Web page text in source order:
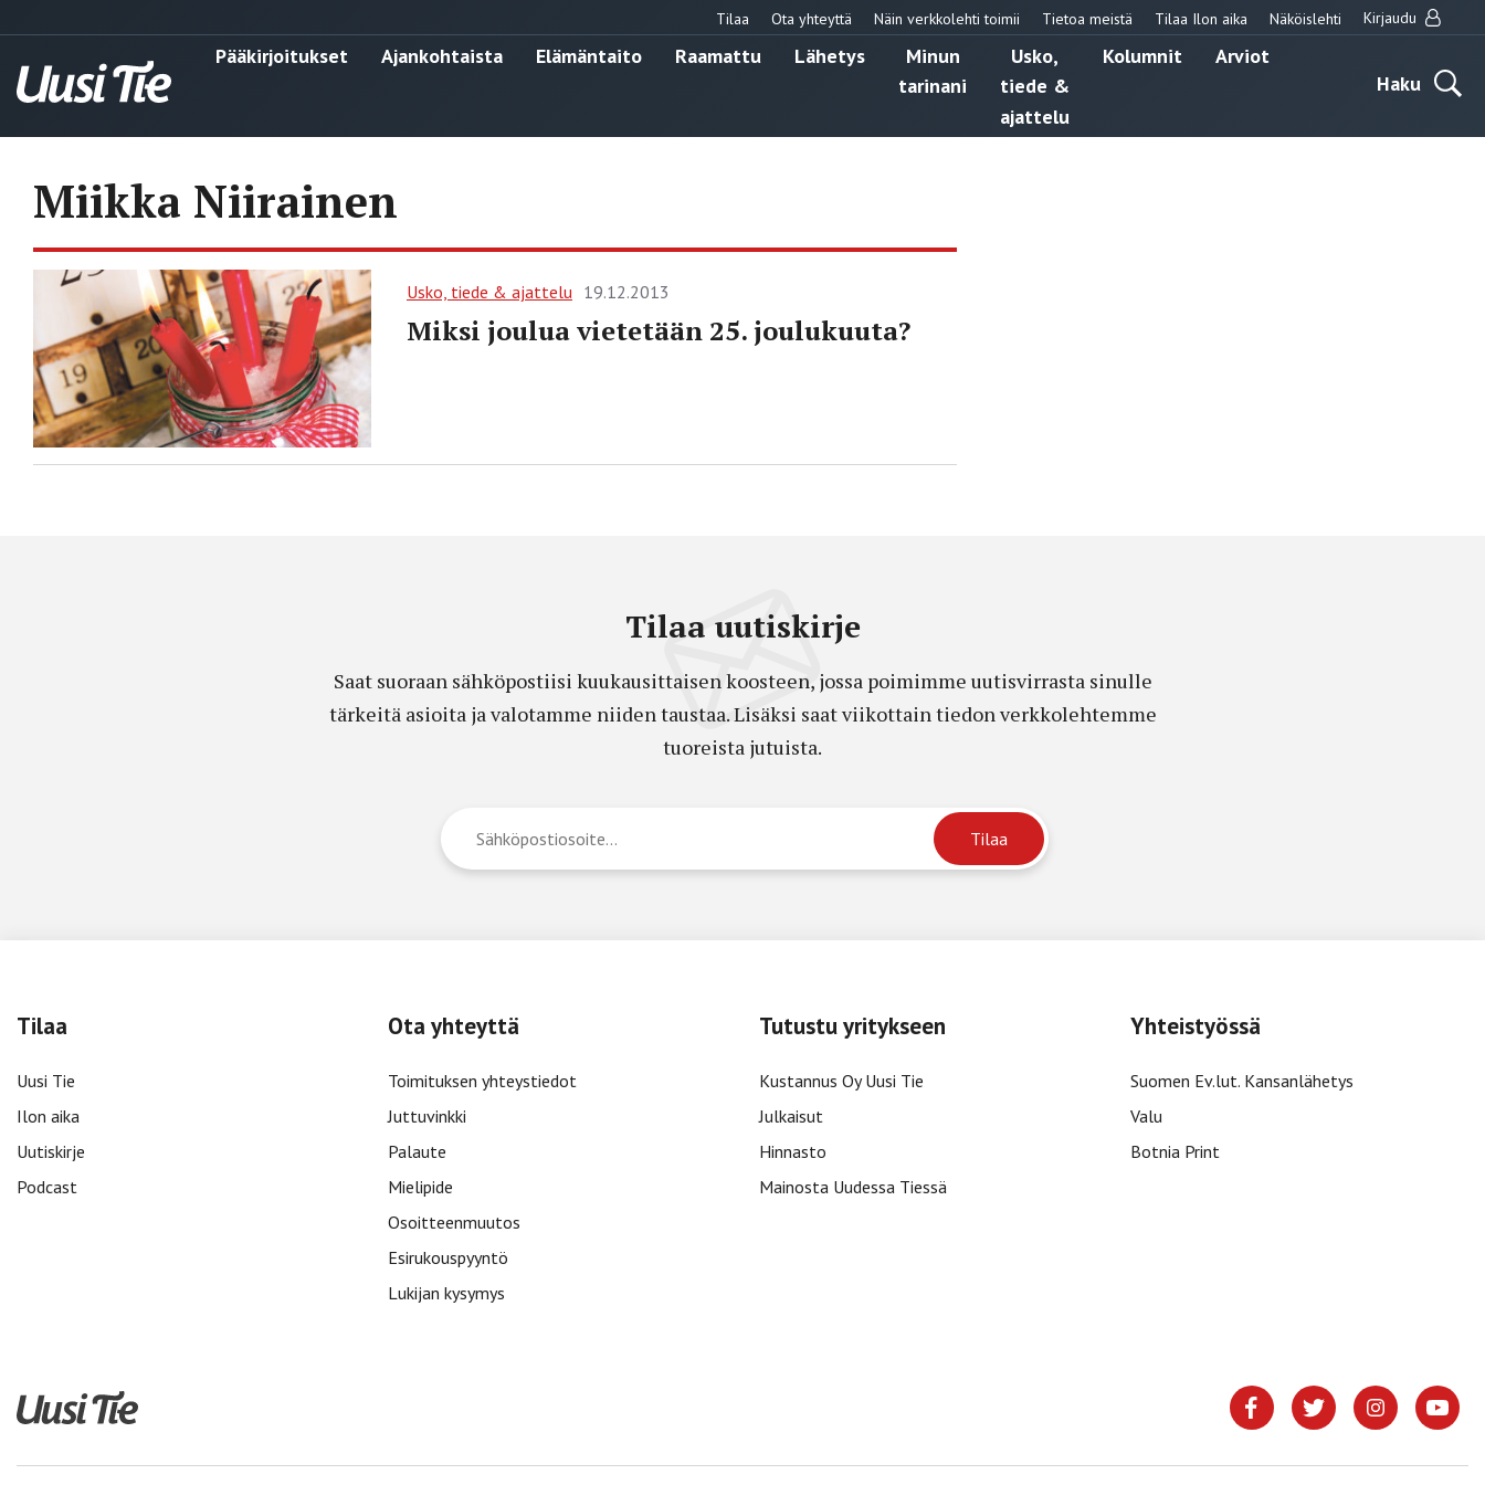
Tilaa Ota yhteyttä Näin verkkolehti toimii Tietoa meistä Tilaa Ilon aika Näköislehti Kirjaudu
Pääkirjoitukset Ajankohtaista Elämäntaito Raamattu Lähetys
Minun
tarinani
Usko,
tiede &
ajattelu
Kolumnit
Arviot
Haku
Miikka Niirainen
Usko, tiede & ajattelu 19.12.2013
Miksi joulua vietetään 25. joulukuuta?
Tilaa uutiskirje
Saat suoraan sähköpostiisi kuukausittaisen koosteen, jossa poimimme uutisvirrasta sinulle
tärkeitä asioita ja valotamme niiden taustaa. Lisäksi saat viikottain tiedon verkkolehtemme
tuoreista jutuista.
Tilaa
Uusi Tie
Ilon aika
Uutiskirje
Podcast
Ota yhteyttä
Toimituksen yhteystiedot
Juttuvinkki
Palaute
Mielipide
Osoitteenmuutos
Esirukouspyyntö
Lukijan kysymys
Tutustu yritykseen
Kustannus Oy Uusi Tie
Julkaisut
Hinnasto
Mainosta Uudessa Tiessä
Yhteistyössä
Suomen Ev.lut. Kansanlähetys
Valu
Botnia Print